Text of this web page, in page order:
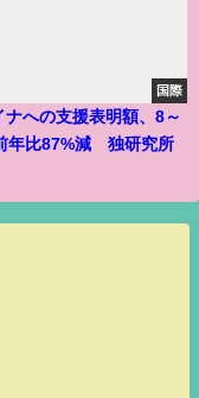
国際
ナへの支援表明額、8～
年比87%減 独研究所